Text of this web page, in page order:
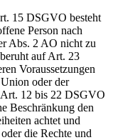
15 DSGVO besteht
Person nach
Abs. 2 AO nicht zu
auf Art. 23
Voraussetzungen
oder der
12 bis 22 DSGVO
Beschränkung den
achtet und
die Rechte und